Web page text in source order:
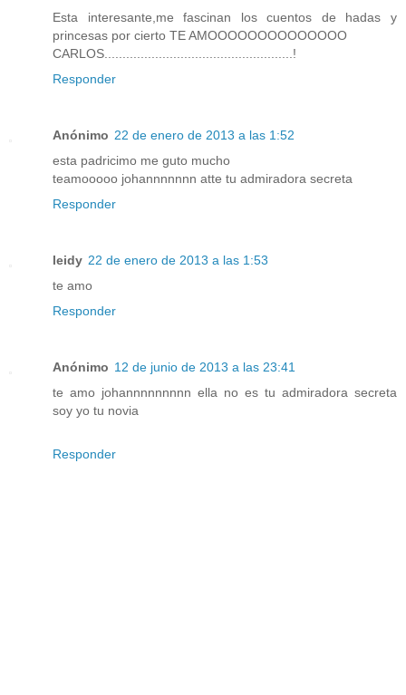
Esta interesante,me fascinan los cuentos de hadas y
princesas por cierto TE AMOOOOOOOOOOOOOO
CARLOS....................................................!
Responder
Anónimo 22 de enero de 2013 a las 1:52
esta padricimo me guto mucho
teamooooo johannnnnnn atte tu admiradora secreta
Responder
leidy 22 de enero de 2013 a las 1:53
te amo
Responder
Anónimo 12 de junio de 2013 a las 23:41
te amo johannnnnnnnn ella no es tu admiradora secreta
soy yo tu novia
Responder